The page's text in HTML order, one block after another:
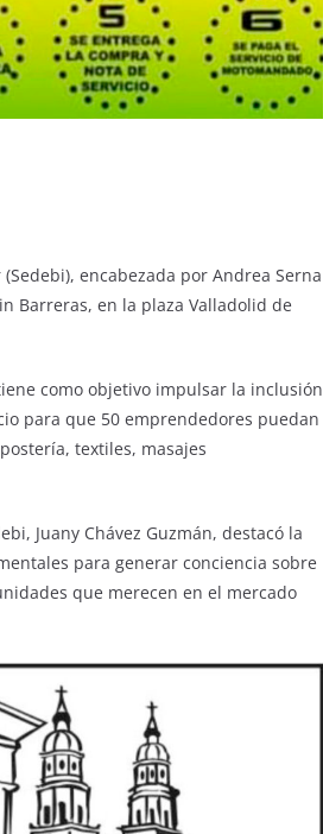
encabezada por Andrea Serna
Barreras, en la plaza Valladolid de
como objetivo impulsar la inclusión
para que 50 emprendedores puedan
textiles, masajes
Juany Chávez Guzmán, destacó la
para generar conciencia sobre
que merecen en el mercado